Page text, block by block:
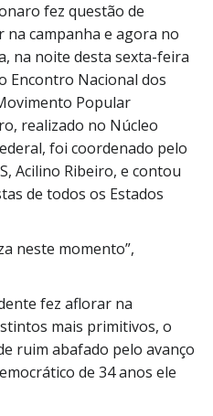
fez questão de
na campanha e agora no
na noite desta sexta-feira
Encontro Nacional dos
Popular
realizado no Núcleo
foi coordenado pelo
Acilino Ribeiro, e contou
de todos os Estados
neste momento”,
fez aflorar na
mais primitivos, o
ruim abafado pelo avanço
de 34 anos ele